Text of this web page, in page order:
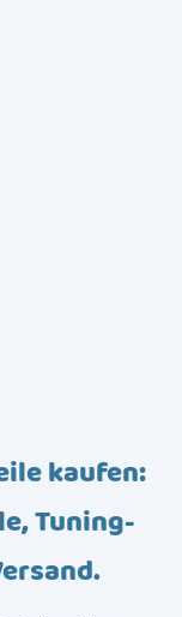
kaufen:
Tuning-